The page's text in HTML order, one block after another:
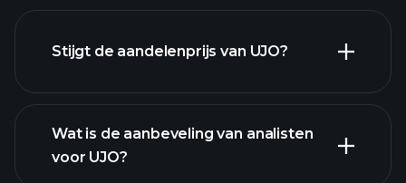
geavanceerde
Stijgt de aandelenprijs van UJO?
Wat is de aanbeveling van analisten
voor UJO?